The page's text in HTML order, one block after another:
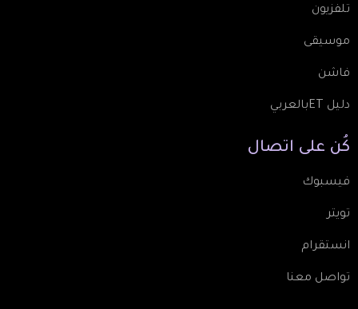
تلفزيون
موسيقى
فاشن
دليل ETبالعربي
كُن على اتصال
فيسبوك
تويتر
انستقرام
تواصل معنا